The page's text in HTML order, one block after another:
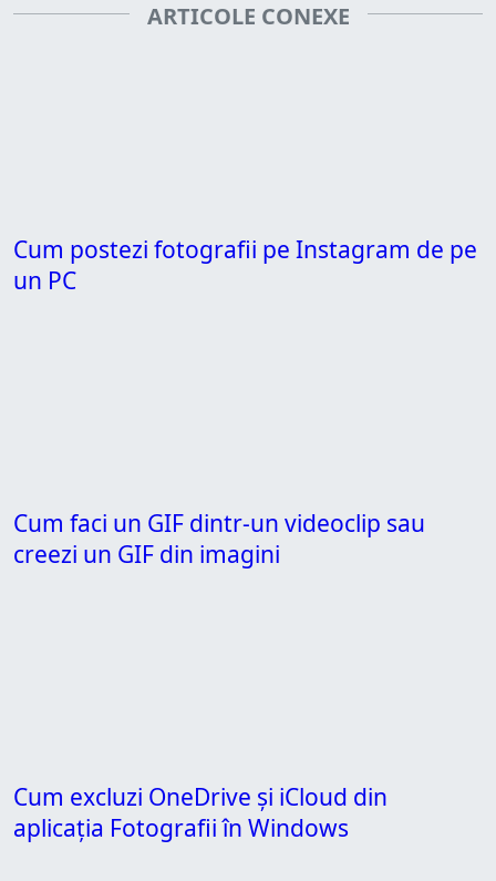
ARTICOLE CONEXE
Cum postezi fotografii pe Instagram de pe
un PC
Cum faci un GIF dintr-un videoclip sau
creezi un GIF din imagini
Cum excluzi OneDrive și iCloud din
aplicația Fotografii în Windows